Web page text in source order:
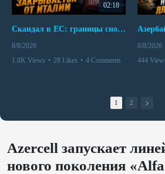
02:18
Скандал в ЕС: границы снова под контролем
8/8/2026
1.8K Views • 28 Likes • 4 Comments
8/8/2026
444
1 2
Azercell запускает
нового поколения